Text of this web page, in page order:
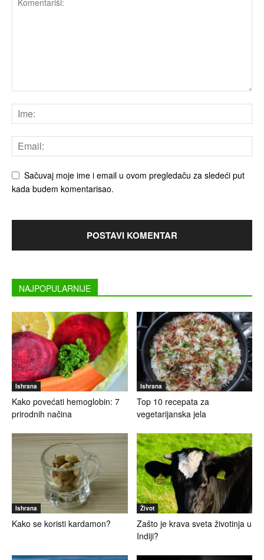
Sačuvaj moje ime i email u ovom pregledaču za sledeći put
kada budem komentarisao.
NAJPOPULARNIJE
Ishrana
Kako povećati hemoglobin: 7
prirodnih načina
Ishrana
Top 10 recepata za
vegetarijanska jela
Ishrana
Kako se koristi kardamon?
Život
Zašto je krava sveta životinja u
Indiji?